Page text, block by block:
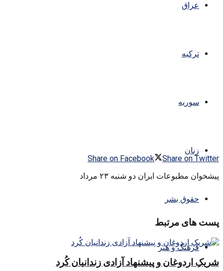
عراق
ترکیه
سوریه
زنان
حقوق بشر
فرهنگ و هنر
Share on Facebook
Share on Twitter
پیشخوان مطبوعات ایران دو شنبه ۲۳ مرداد
پست های مرتبط
شریکِ اردوغان و پیشنهاد آزادی زندانیان کُرد